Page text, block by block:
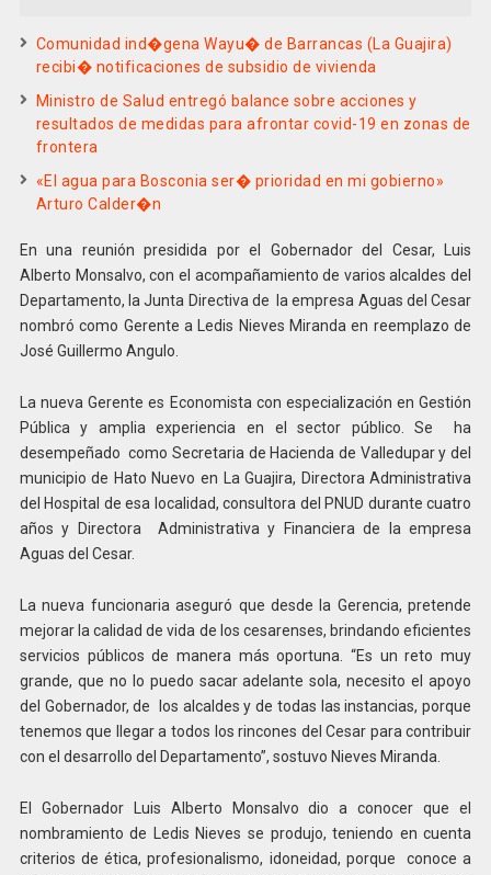
Comunidad ind�gena Wayu� de Barrancas (La Guajira)
recibi� notificaciones de subsidio de vivienda
Ministro de Salud entregó balance sobre acciones y
resultados de medidas para afrontar covid-19 en zonas de
frontera
«El agua para Bosconia ser� prioridad en mi gobierno»
Arturo Calder�n
En una reunión presidida por el Gobernador del Cesar, Luis
Alberto Monsalvo, con el acompañamiento de varios alcaldes del
Departamento, la Junta Directiva de la empresa Aguas del Cesar
nombró como Gerente a Ledis Nieves Miranda en reemplazo de
José Guillermo Angulo.
La nueva Gerente es Economista con especialización en Gestión
Pública y amplia experiencia en el sector público. Se ha
desempeñado como Secretaria de Hacienda de Valledupar y del
municipio de Hato Nuevo en La Guajira, Directora Administrativa
del Hospital de esa localidad, consultora del PNUD durante cuatro
años y Directora Administrativa y Financiera de la empresa
Aguas del Cesar.
La nueva funcionaria aseguró que desde la Gerencia, pretende
mejorar la calidad de vida de los cesarenses, brindando eficientes
servicios públicos de manera más oportuna. “Es un reto muy
grande, que no lo puedo sacar adelante sola, necesito el apoyo
del Gobernador, de los alcaldes y de todas las instancias, porque
tenemos que llegar a todos los rincones del Cesar para contribuir
con el desarrollo del Departamento”, sostuvo Nieves Miranda.
El Gobernador Luis Alberto Monsalvo dio a conocer que el
nombramiento de Ledis Nieves se produjo, teniendo en cuenta
criterios de ética, profesionalismo, idoneidad, porque conoce a